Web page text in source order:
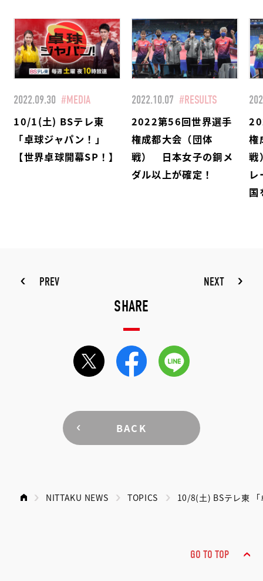
2022.09.30 #MEDIA
10/1(土) BSテレ東
「卓球ジャパン！」
【世界卓球開幕SP！】
2022.10.07 #RESULTS
2022第56回世界選手
権成都大会（団体
戦） 日本女子の銅メ
ダル以上が確定！
権
戦
国
PREV NEXT
SHARE
BACK
NITTAKU NEWS TOPICS 10/8(土) BSテレ東
GO TO TOP